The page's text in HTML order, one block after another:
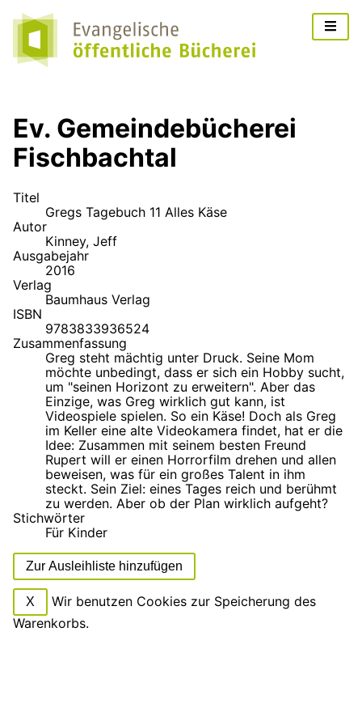
Ev. Gemeinde­bücherei
Fischbachtal
Titel
Gregs Tagebuch 11 Alles Käse
Autor
Kinney, Jeff
Ausgabejahr
2016
Verlag
Baumhaus Verlag
ISBN
9783833936524
Zusammenfassung
Greg steht mächtig unter Druck. Seine Mom
möchte unbedingt, dass er sich ein Hobby sucht,
um "seinen Horizont zu erweitern". Aber das
Einzige, was Greg wirklich gut kann, ist
Videospiele spielen. So ein Käse! Doch als Greg
im Keller eine alte Videokamera findet, hat er die
Idee: Zusammen mit seinem besten Freund
Rupert will er einen Horrorfilm drehen und allen
beweisen, was für ein großes Talent in ihm
steckt. Sein Ziel: eines Tages reich und berühmt
zu werden. Aber ob der Plan wirklich aufgeht?
Stichwörter
Für Kinder
Zur Ausleihliste hinzufügen
X
Wir benutzen Cookies zur Speicherung des
Warenkorbs.